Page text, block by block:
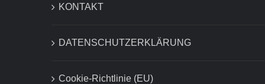
KONTAKT
DATENSCHUTZERKLÄRUNG
Cookie-Richtlinie (EU)